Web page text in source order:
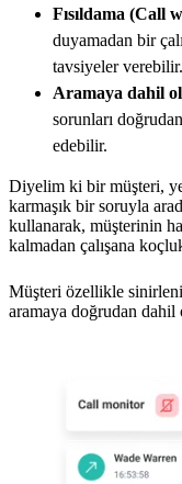
Fısıldama (Call
duyamadan bir
tavsiyeler verebilir.
Aramaya dahil
sorunları
edebilir.
Diyelim ki bir müşteri,
karmaşık bir soruyla
kullanarak, müşterinin
kalmadan çalışana
Müşteri özellikle
aramaya doğrudan dahil